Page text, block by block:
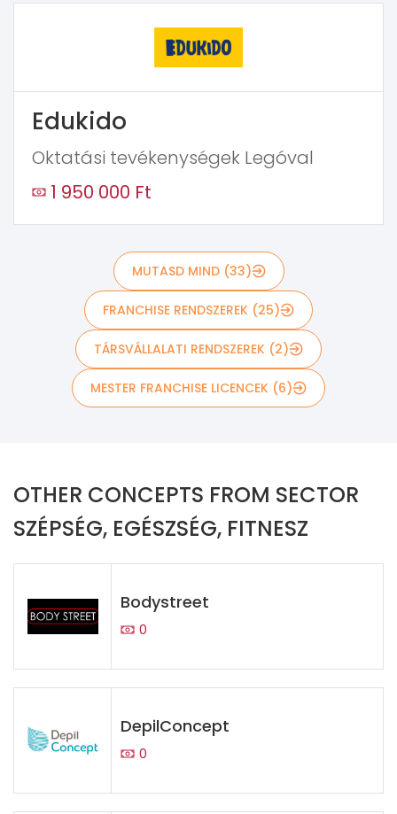
Edukido
Oktatási tevékenységek Legóval
1 950 000 Ft
MUTASD MIND (33)
FRANCHISE RENDSZEREK (25)
TÁRSVÁLLALATI RENDSZEREK (2)
MESTER FRANCHISE LICENCEK (6)
OTHER CONCEPTS FROM SECTOR
SZÉPSÉG, EGÉSZSÉG, FITNESZ
Bodystreet
0
DepilConcept
0